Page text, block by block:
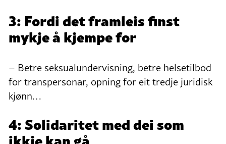
3: Fordi det framleis finst
mykje å kjempe for
– Betre seksualundervisning, betre helsetilbod
for transpersonar, opning for eit tredje juridisk
kjønn…
4: Solidaritet med dei som
ikkje kan gå